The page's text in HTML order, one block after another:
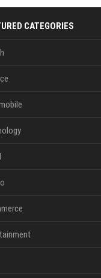
CATEGORIES